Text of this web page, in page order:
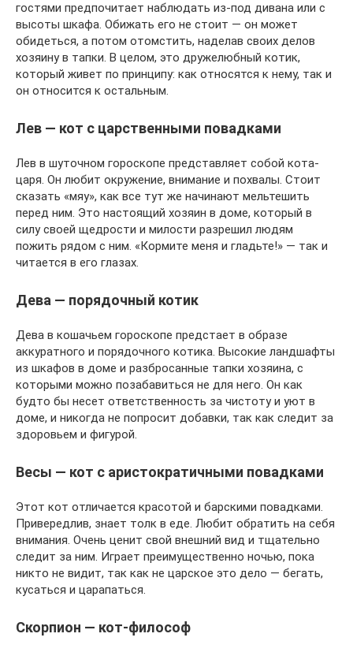
гостями предпочитает наблюдать из-под дивана или с
высоты шкафа. Обижать его не стоит — он может
обидеться, а потом отомстить, наделав своих делов
хозяину в тапки. В целом, это дружелюбный котик,
который живет по принципу: как относятся к нему, так и
он относится к остальным.
Лев — кот с царственными повадками
Лев в шуточном гороскопе представляет собой кота-
царя. Он любит окружение, внимание и похвалы. Стоит
сказать «мяу», как все тут же начинают мельтешить
перед ним. Это настоящий хозяин в доме, который в
силу своей щедрости и милости разрешил людям
пожить рядом с ним. «Кормите меня и гладьте!» — так и
читается в его глазах.
Дева — порядочный котик
Дева в кошачьем гороскопе предстает в образе
аккуратного и порядочного котика. Высокие ландшафты
из шкафов в доме и разбросанные тапки хозяина, с
которыми можно позабавиться не для него. Он как
будто бы несет ответственность за чистоту и уют в
доме, и никогда не попросит добавки, так как следит за
здоровьем и фигурой.
Весы — кот с аристократичными повадками
Этот кот отличается красотой и барскими повадками.
Привередлив, знает толк в еде. Любит обратить на себя
внимания. Очень ценит свой внешний вид и тщательно
следит за ним. Играет преимущественно ночью, пока
никто не видит, так как не царское это дело — бегать,
кусаться и царапаться.
Скорпион — кот-философ